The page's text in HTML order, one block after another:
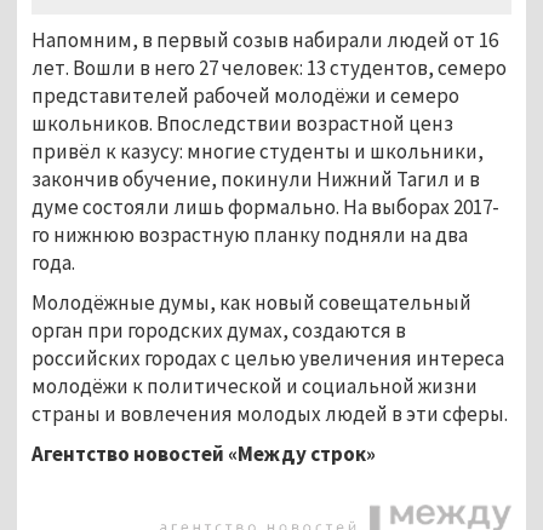
Напомним, в первый созыв набирали людей от 16
лет. Вошли в него 27 человек: 13 студентов, семеро
представителей рабочей молодёжи и семеро
школьников. Впоследствии возрастной ценз
привёл к казусу: многие студенты и школьники,
закончив обучение, покинули Нижний Тагил и в
думе состояли лишь формально. На выборах 2017-
го нижнюю возрастную планку подняли на два
года.
Молодёжные думы, как новый совещательный
орган при городских думах, создаются в
российских городах с целью увеличения интереса
молодёжи к политической и социальной жизни
страны и вовлечения молодых людей в эти сферы.
Агентство новостей «Между строк»